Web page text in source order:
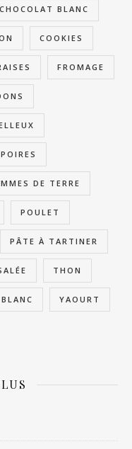
CHOCOLAT BLANC
COOKIES
FROMAGE
POIRES
DE TERRE
POULET
PÂTE À TARTINER
THON
YAOURT